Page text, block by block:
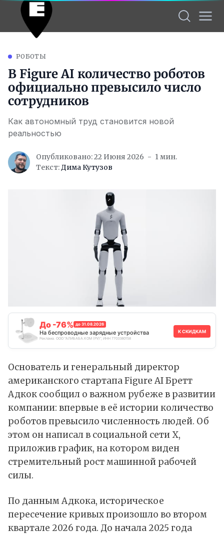
РОБОТЫ
В Figure AI количество роботов
официально превысило число
сотрудников
Как автономный труд становится новой
реальностью
Опубликовано: 22 Июня 2026
1 мин.
Текст:Дима Кутузов
До -76% до 31.08.2026
На беспроводные зарядные устройства
Реклама. ООО "АЛИБАБА.КОМ (РУ)", ИНН 7703380158
К СКИДКАМ
Основатель и генеральный директор
американского стартапа Figure AI Бретт
Адкок сообщил о важном рубеже в развитии
компании: впервые в её истории количество
роботов превысило численность людей. Об
этом оннаписалв социальной сети X,
приложив график, на котором виден
стремительный рост машинной рабочей
силы.
По данным Адкока, историческое
пересечение кривых произошло во втором
квартале 2026 года. До начала 2025 года